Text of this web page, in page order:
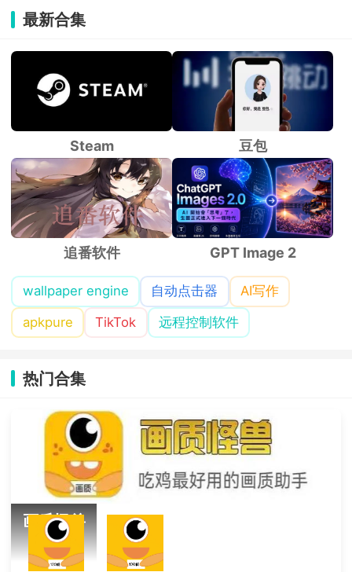
票价多数量合并支付。购票后生成电子
票、免费看演出、粉丝专属礼等活动，
用户每天打开App都有机会获得惊喜。
最新合集
Steam 豆包
追番软件 GPT Image 2
wallpaper engine 自动点击器
AI写作
apkpure
TikTok 远程控制软件
热门合集
画质怪兽